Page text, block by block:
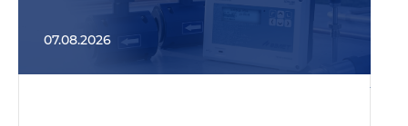
07.08.2026